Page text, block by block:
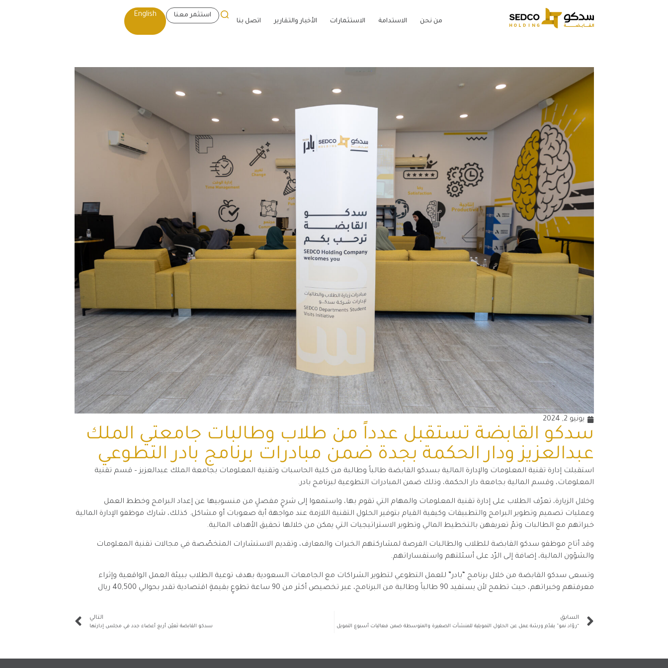
من نحن الاستدامة الاستثمارات الأخبار والتقارير اتصل بنا
استثمر معنا English
يونيو 2, 2024
سدكو القابضة تستقبل عدداً من طلاب وطالبات جامعتي الملك
عبدالعزيز ودار الحكمة بجدة ضمن مبادرات برنامج بادر التطوعي
استقبلت إدارة تقنية المعلومات والإدارة المالية بسدكو القابضة طالباً وطالبة من كلية الحاسبات وتقنية المعلومات بجامعة الملك عبدالعزيز – قسم تقنية
المعلومات، وقسم المالية بجامعة دار الحكمة، وذلك ضمن المبادرات التطوعية لبرنامج بادر.
وخلال الزيارة، تعرّف الطلاب على إدارة تقنية المعلومات والمهام التي تقوم بها، واستمعوا إلى شرحٍ مفصلٍ من منسوبيها عن إعداد البرامج وخطط العمل
وعمليات تصميم وتطوير البرامج والتطبيقات وكيفية القيام بتوفير الحلول التقنية اللازمة عند مواجهة أية صعوبات أو مشاكل. كذلك، شارك موظفو الإدارة المالية
خبراتهم مع الطالبات وتمّ تعريفهن بالتخطيط المالي وتطوير الاستراتيجيات التي يمكن من خلالها تحقيق الأهداف المالية.
وقد أتاح موظفو سدكو القابضة للطلاب والطالبات الفرصة لمشاركتهم الخبرات والمعارف، وتقديم الاستشارات المتخصّصة في مجالات تقنية المعلومات
والشؤون المالية، إضافة إلى الرّد على أسئلتهم واستفساراتهم.
وتسعى سدكو القابضة من خلال برنامج “بادر” للعمل التطوعي لتطوير الشراكات مع الجامعات السعودية بهدف توعية الطلاب ببيئة العمل الواقعية وإثراء
معرفتهم وخبراتهم، حيث تطمح لأن يستفيد 90 طالباً وطالبة من البرنامج، عبر تخصيص أكثر من 90 ساعة تطوعٍ بقيمةٍ اقتصادية تقدر بحوالي 40,500 ريال
السابق
“روّاد نمو” يقدّم ورشة عمل عن الحلول التمويلية للمنشآت الصغيرة والمتوسطة ضمن فعاليات أسبوع التمويل
التالي
سدكو القابضة تُعيّن أربع أعضاء جدد في مجلس إدارتها